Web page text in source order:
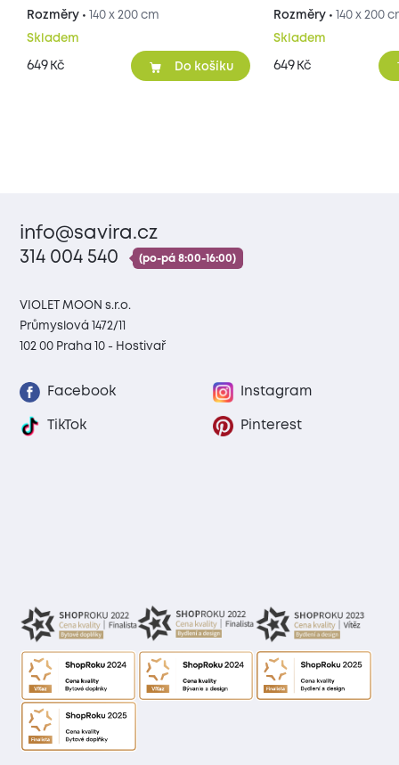
Rozměry • 140 x 200 cm
Skladem
649 Kč Do košíku
Rozměry • 140 x 200
Skladem
649 Kč
info@savira.cz
314 004 540
(po-pá 8:00-16:00)
VIOLET MOON s.r.o.
Průmyslová 1472/11
102 00 Praha 10 - Hostivař
Facebook Instagram
TikTok Pinterest